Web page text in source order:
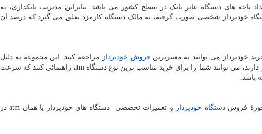
باجه های دستگاه عابر بانک در سطح کشور می باشد. بنابراین مدیریت بانکداری، به
خودپرداز شخصی صورت گرفته، به مالک دستگاه کارمزد تعلق می گیرد که درصد آن
خودپرداز می توانید به معتبرترین فروش خودپرداز
مراجعه کنید. این مجموعه به دلیل
می توانند شما را برای خرید مناسب ترین نوع دستگاهatm راهنمائی کنند که سرعت
باشد.
حوزۀ فروشدستگاه خودپرداز و تعمیرات تخصصی دستگاه های خودپرداز یا همان atmدر